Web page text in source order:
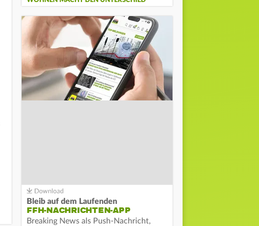
Bleib auf dem Laufenden
FFH-NACHRICHTEN-APP
Breaking News als Push-Nachricht,